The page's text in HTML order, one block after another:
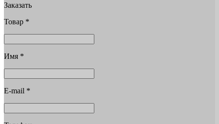
Заказать
Товар *
Имя *
E-mail *